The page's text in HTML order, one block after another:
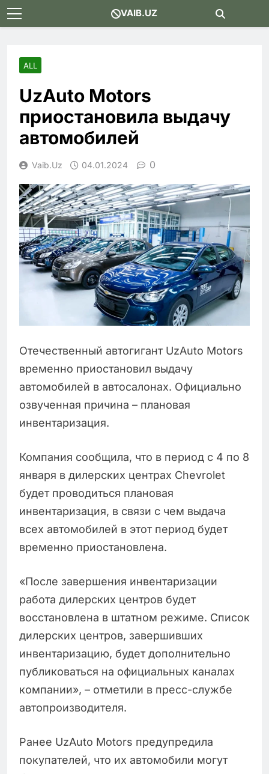
Skip
to
VAIB.UZ
ALL
UzAuto Motors
приостановила выдачу
автомобилей
Vaib.uz 04.01.2024 0
Отечественный автогигант UzAuto Motors
временно приостановил выдачу
автомобилей в автосалонах. Официально
озвученная причина – плановая
инвентаризация.
Компания сообщила, что в период с 4 по 8
января в дилерских центрах Chevrolet
будет проводиться плановая
инвентаризация, в связи с чем выдача
всех автомобилей в этот период будет
временно приостановлена.
«После завершения инвентаризации
работа дилерских центров будет
восстановлена в штатном режиме. Список
дилерских центров, завершивших
инвентаризацию, будет дополнительно
публиковаться на официальных каналах
компании», – отметили в пресс-службе
автопроизводителя.
Ранее UzAuto Motors предупредила
покупателей, что их автомобили могут